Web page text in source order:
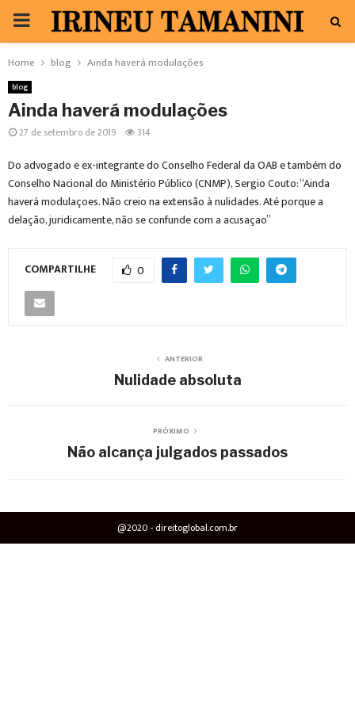
PRIMARY
MENU
Home blog Ainda haverá modulações
blog
Ainda haverá modulações
27 de setembro de 2019 314
Do advogado e ex-integrante do Conselho Federal da OAB e também do
Conselho Nacional do Ministério Público (CNMP), Sergio Couto: “Ainda
haverá modulaçoes. Não creio na extensão à nulidades. Até porque a
delação, juridicamente, não se confunde com a acusaçao”
COMPARTILHE 0
ANTERIOR
Nulidade absoluta
PRÓXIMO
Não alcança julgados passados
@2020 - direitoglobal.com.br